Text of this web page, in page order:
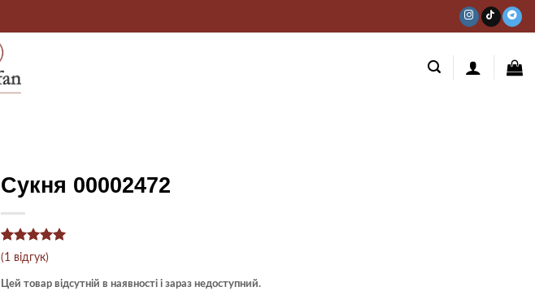
Сукня 00002472
Рейтинг
з 5 на
основі
опитування
1
(1 відгук)
Цей товар відсутній в наявності і зараз недоступний.